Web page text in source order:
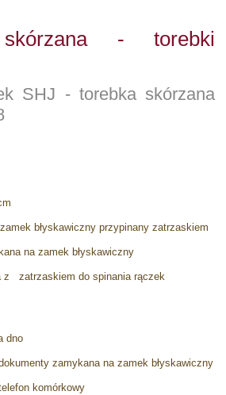
skórzana - torebki
SHJ - torebka skórzana
błyskawiczny przypinany zatrzaskiem
na zamek błyskawiczny
z zatrzaskiem do spinania rączek
dno
zamykana na zamek błyskawiczny
komórkowy